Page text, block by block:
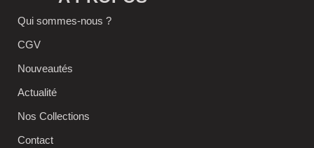
Qui sommes-nous ?
CGV
Nouveautés
Actualité
Nos Collections
Contact